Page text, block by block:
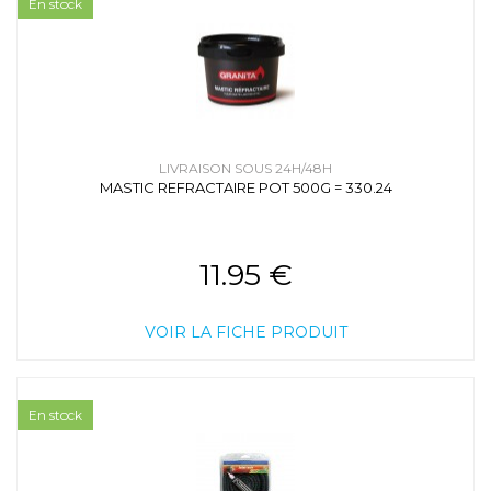
LIVRAISON SOUS 24H/48H
MASTIC REFRACTAIRE POT 500G = 330.24
11.95 €
VOIR LA FICHE PRODUIT
En stock
En stock